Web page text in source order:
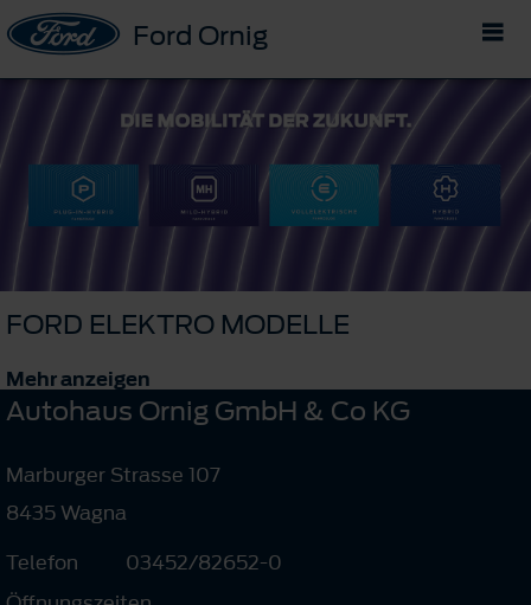
Ford Ornig
FORD ELEKTRO MODELLE
Mehr anzeigen
Autohaus Ornig GmbH & Co KG
Marburger Strasse 107
8435 Wagna
Telefon
03452/82652-0